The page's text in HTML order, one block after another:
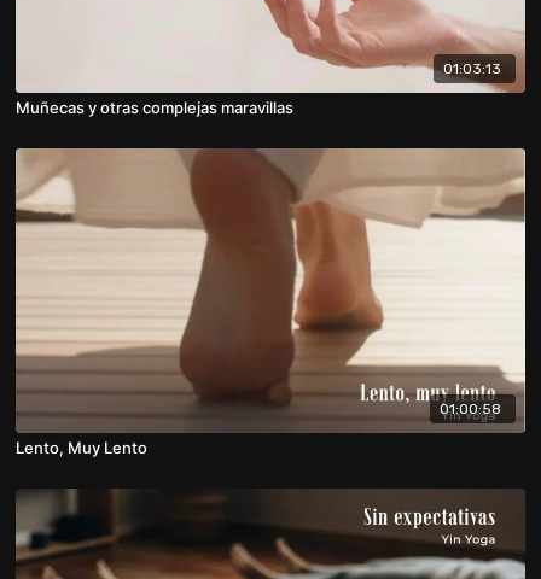
01:03:13
Muñecas y otras complejas maravillas
01:00:58
Lento, Muy Lento